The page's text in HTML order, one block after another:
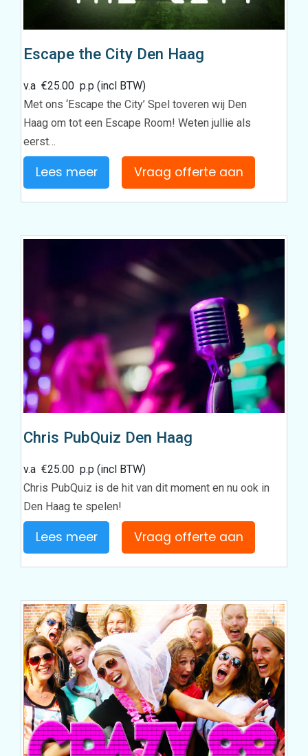
Escape the City Den Haag
v.a€25.00 p.p (incl BTW)
Met ons ‘Escape the City’ Spel toveren wij Den
Haag om tot een Escape Room! Weten jullie als
eerst…
Lees meer Vraag offerte aan
Chris PubQuiz Den Haag
v.a€25.00 p.p (incl BTW)
Chris PubQuiz is de hit van dit moment en nu ook in
Den Haag te spelen!
Lees meer Vraag offerte aan